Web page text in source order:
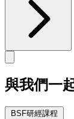
與我們一
BSF研經課程